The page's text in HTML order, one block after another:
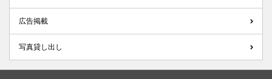
広告掲載
写真貸し出し